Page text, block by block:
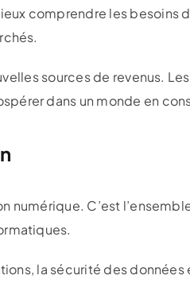
comprendre les besoins
sources de revenus.
dans un monde en
numérique. C’est
la sécurité des